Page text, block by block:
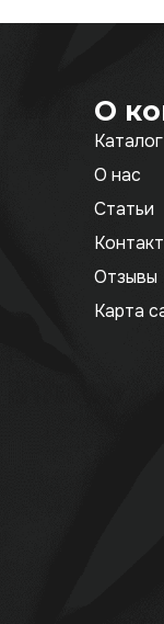
О
Каталог
О нас
Статьи
Отзывы
Карта